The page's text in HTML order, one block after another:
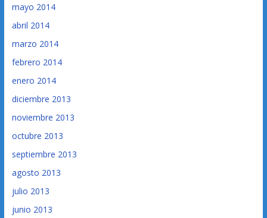
mayo 2014
abril 2014
marzo 2014
febrero 2014
enero 2014
diciembre 2013
noviembre 2013
octubre 2013
septiembre 2013
agosto 2013
julio 2013
junio 2013